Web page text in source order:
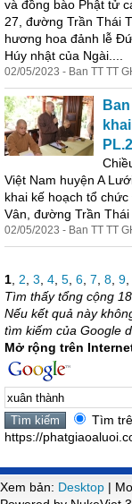
và đồng bào Phật tử
27, đường Trần Thái
hương hoa đảnh lễ
Húy nhật của Ngài....
02/05/2023 - Ban TT TT
Việt Nam huyện A
khai kế hoạch tổ
Vân, đường Trần
02/05/2023 - Ban TT TT
1 2 3 4 5 6 7 8 9
Tìm thấy tổng cộng
Nếu kết quả này
tìm kiếm của Google
Mở rộng trên
Tìm
https://
Xem bản: Desktop |